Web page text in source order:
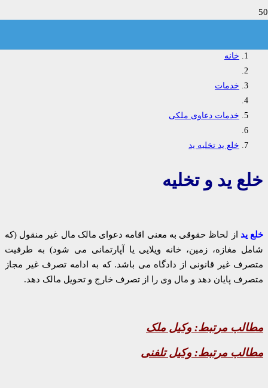
خانه
خدمات
خدمات دعاوی ملکی
خلع ید تخلیه ید
خلع ید و تخلیه
خلع ید از لحاظ حقوقی به معنی اقامه دعوای مالک مال غیر منقول (که
شامل مغازه، زمین، خانه ویلایی یا آپارتمانی می شود) به طرفیت
متصرف غیر قانونی از دادگاه می باشد. که به ادامه تصرف غیر مجاز
متصرف پایان دهد و مال وی را از تصرف خارج و تحویل مالک دهد.
مطالب مرتبط: وکیل ملک
مطالب مرتبط: وکیل تلفنی